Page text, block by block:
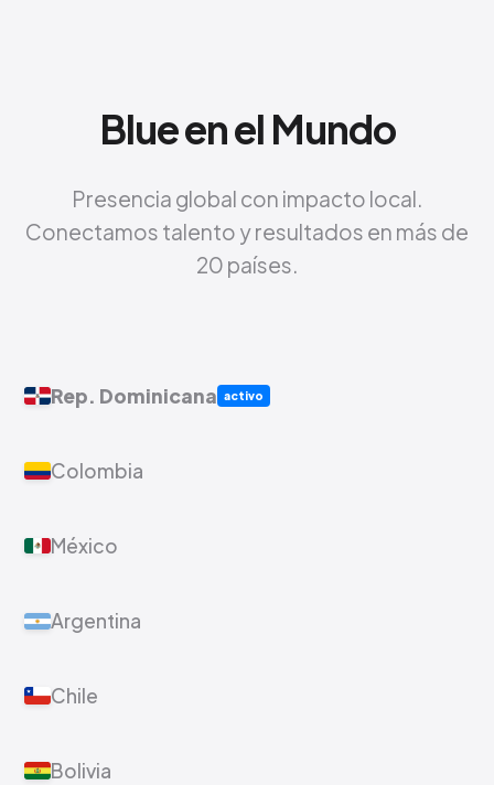
Blue en el Mundo
Presencia global con impacto local.
Conectamos talento y resultados en más de
20 países.
Rep. Dominicana activo
Colombia
México
Argentina
Chile
Bolivia